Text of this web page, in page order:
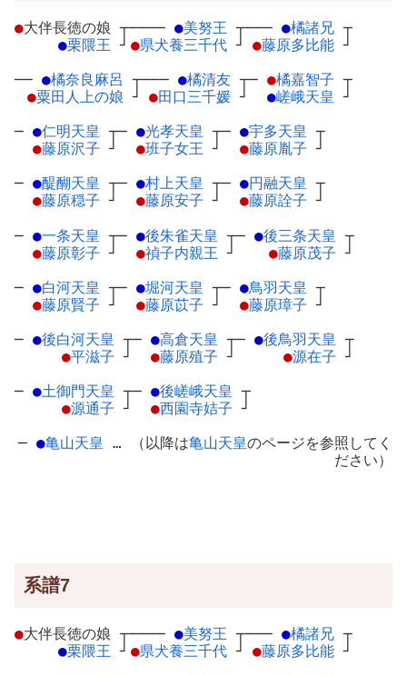
●大伴長徳の娘 ┬
●栗隈王 ┘
──── ●美努王 ┬
●県犬養三千代 ┘
─── ●橘諸兄 ┬
●藤原多比能 ┘
── ●橘奈良麻呂 ┬
●粟田人上の娘 ┘
─── ●橘清友 ┬
●田口三千媛 ┘
─ ●橘嘉智子 ┬
●嵯峨天皇 ┘
─ ●仁明天皇 ┬
●藤原沢子 ┘
─ ●光孝天皇 ┬
●班子女王 ┘
─ ●宇多天皇 ┬
●藤原胤子 ┘
─ ●醍醐天皇 ┬
●藤原穏子 ┘
─ ●村上天皇 ┬
●藤原安子 ┘
─ ●円融天皇 ┬
●藤原詮子 ┘
─ ●一条天皇 ┬
●藤原彰子 ┘
─ ●後朱雀天皇 ┬
●禎子内親王 ┘
─ ●後三条天皇 ┬
●藤原茂子 ┘
─ ●白河天皇 ┬
●藤原賢子 ┘
─ ●堀河天皇 ┬
●藤原苡子 ┘
─ ●鳥羽天皇 ┬
●藤原璋子 ┘
─ ●後白河天皇 ┬
●平滋子 ┘
─ ●高倉天皇 ┬
●藤原殖子 ┘
─ ●後鳥羽天皇 ┬
●源在子 ┘
─ ●土御門天皇 ┬
●源通子 ┘
─ ●後嵯峨天皇 ┬
●西園寺姞子 ┘
─ ●亀山天皇 … （以降は亀山天皇のページを参照してく
ださい）
系譜7
●大伴長徳の娘 ┬
●栗隈王 ┘
──── ●美努王 ┬
●県犬養三千代 ┘
─── ●橘諸兄 ┬
●藤原多比能 ┘